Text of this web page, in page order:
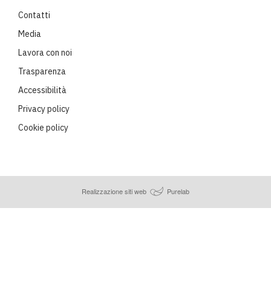
Contatti
Media
Lavora con noi
Trasparenza
Accessibilità
Privacy policy
Cookie policy
Realizzazione siti web Purelab